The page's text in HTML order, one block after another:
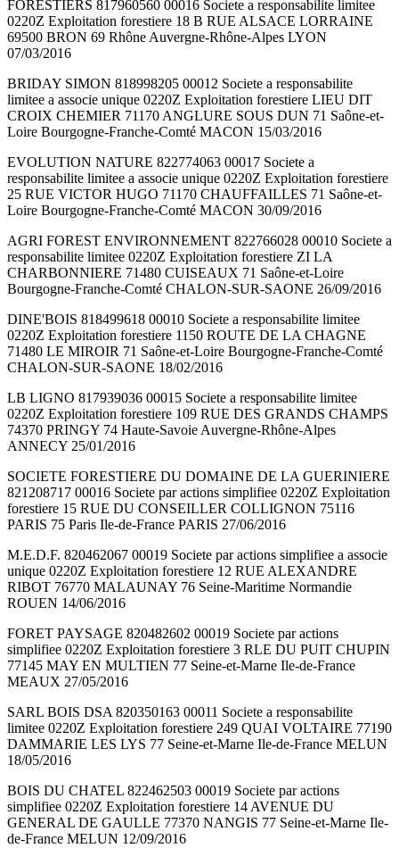
FORESTIERS 817960560 00016 Societe a responsabilite limitee
0220Z Exploitation forestiere 18 B RUE ALSACE LORRAINE
69500 BRON 69 Rhône Auvergne-Rhône-Alpes LYON
07/03/2016
BRIDAY SIMON 818998205 00012 Societe a responsabilite
limitee a associe unique 0220Z Exploitation forestiere LIEU DIT
CROIX CHEMIER 71170 ANGLURE SOUS DUN 71 Saône-et-
Loire Bourgogne-Franche-Comté MACON 15/03/2016
EVOLUTION NATURE 822774063 00017 Societe a
responsabilite limitee a associe unique 0220Z Exploitation forestiere
25 RUE VICTOR HUGO 71170 CHAUFFAILLES 71 Saône-et-
Loire Bourgogne-Franche-Comté MACON 30/09/2016
AGRI FOREST ENVIRONNEMENT 822766028 00010 Societe a
responsabilite limitee 0220Z Exploitation forestiere ZI LA
CHARBONNIERE 71480 CUISEAUX 71 Saône-et-Loire
Bourgogne-Franche-Comté CHALON-SUR-SAONE 26/09/2016
DINE'BOIS 818499618 00010 Societe a responsabilite limitee
0220Z Exploitation forestiere 1150 ROUTE DE LA CHAGNE
71480 LE MIROIR 71 Saône-et-Loire Bourgogne-Franche-Comté
CHALON-SUR-SAONE 18/02/2016
LB LIGNO 817939036 00015 Societe a responsabilite limitee
0220Z Exploitation forestiere 109 RUE DES GRANDS CHAMPS
74370 PRINGY 74 Haute-Savoie Auvergne-Rhône-Alpes
ANNECY 25/01/2016
SOCIETE FORESTIERE DU DOMAINE DE LA GUERINIERE
821208717 00016 Societe par actions simplifiee 0220Z Exploitation
forestiere 15 RUE DU CONSEILLER COLLIGNON 75116
PARIS 75 Paris Ile-de-France PARIS 27/06/2016
M.E.D.F. 820462067 00019 Societe par actions simplifiee a associe
unique 0220Z Exploitation forestiere 12 RUE ALEXANDRE
RIBOT 76770 MALAUNAY 76 Seine-Maritime Normandie
ROUEN 14/06/2016
FORET PAYSAGE 820482602 00019 Societe par actions
simplifiee 0220Z Exploitation forestiere 3 RLE DU PUIT CHUPIN
77145 MAY EN MULTIEN 77 Seine-et-Marne Ile-de-France
MEAUX 27/05/2016
SARL BOIS DSA 820350163 00011 Societe a responsabilite
limitee 0220Z Exploitation forestiere 249 QUAI VOLTAIRE 77190
DAMMARIE LES LYS 77 Seine-et-Marne Ile-de-France MELUN
18/05/2016
BOIS DU CHATEL 822462503 00019 Societe par actions
simplifiee 0220Z Exploitation forestiere 14 AVENUE DU
GENERAL DE GAULLE 77370 NANGIS 77 Seine-et-Marne Ile-
de-France MELUN 12/09/2016